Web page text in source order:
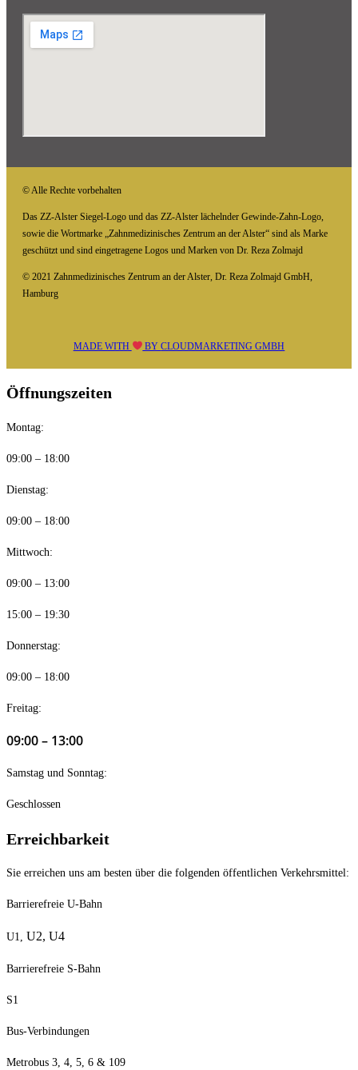
© Alle Rechte vorbehalten
Das ZZ-Alster Siegel-Logo und das ZZ-Alster lächelnder Gewinde-Zahn-Logo,
sowie die Wortmarke „Zahnmedizinisches Zentrum an der Alster“ sind als Marke
geschützt und sind eingetragene Logos und Marken von Dr. Reza Zolmajd
© 2021 Zahnmedizinisches Zentrum an der Alster, Dr. Reza Zolmajd GmbH,
Hamburg
MADE WITH BYCLOUDMARKETING GMBH
Öffnungszeiten
Montag:
09:00 – 18:00
Dienstag:
09:00 – 18:00
Mittwoch:
09:00 – 13:00
15:00 – 19:30
Donnerstag:
09:00 – 18:00
Freitag:
09:00 – 13:00
Samstag und Sonntag:
Geschlossen
Erreichbarkeit
Sie erreichen uns am besten über die folgenden öffentlichen Verkehrsmittel:
Barrierefreie U-Bahn
U1, U2, U4
Barrierefreie S-Bahn
S1
Bus-Verbindungen
Metrobus 3, 4, 5, 6 & 109